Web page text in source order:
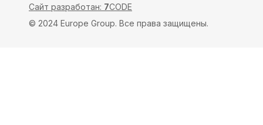
© 2024 Europe Group. Все права защищены.
Сайт разработан: 7CODE